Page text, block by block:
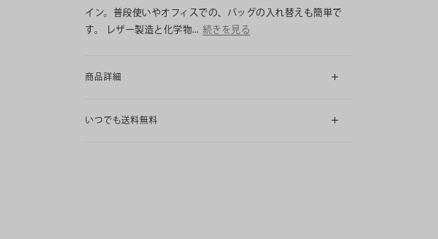
イン。普段使いやオフィスでの、バッグの入れ替えも簡単で
す。 レザー製造と化学物… 続きを見る
商品詳細
いつでも送料無料